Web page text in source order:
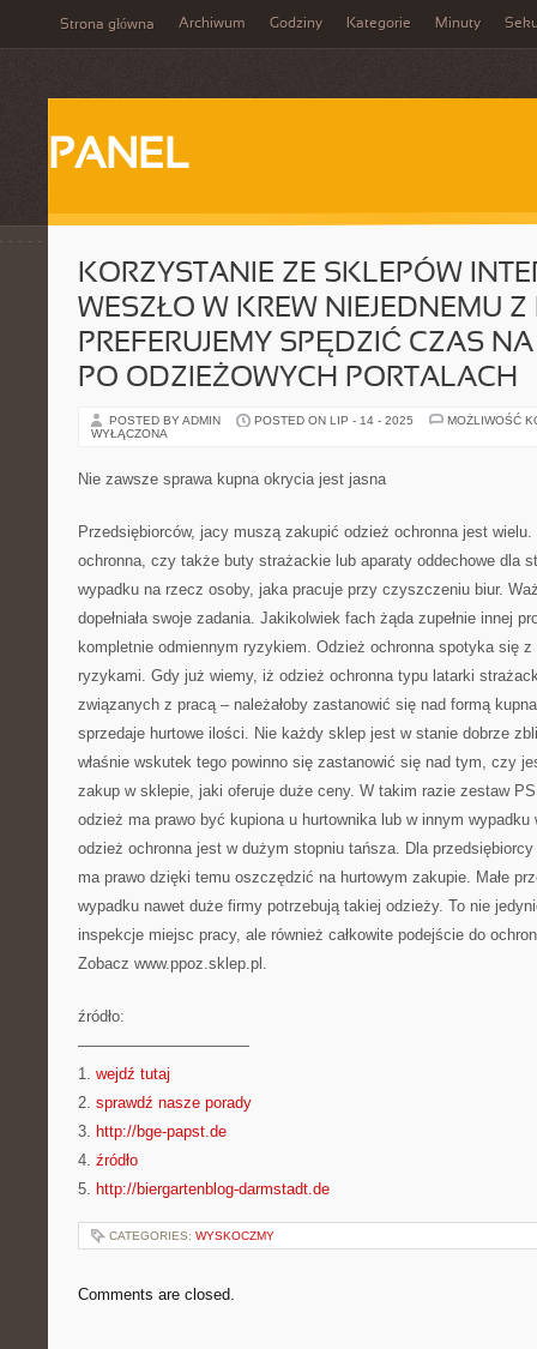
Strona główna Archiwum Godziny Kategorie Minuty
PANEL
KORZYSTANIE ZE SKLEPÓW
WESZŁO W KREW NIEJEDNEMU Z
PREFERUJEMY SPĘDZIĆ CZAS
PO ODZIEŻOWYCH PORTALACH
POSTED BY ADMIN POSTED ON LIP - 14 - 2025
MOŻLIWOŚĆ
WYŁĄCZONA
Nie zawsze sprawa kupna okrycia jest jasna
Przedsiębiorców, jacy muszą zakupić odzież ochronna jest
ochronna, czy także buty strażackie lub aparaty oddechowe dla
wypadku na rzecz osoby, jaka pracuje przy czyszczeniu biur.
dopełniała swoje zadania. Jakikolwiek fach żąda zupełnie innej
kompletnie odmiennym ryzykiem. Odzież ochronna spotyka się
ryzykami. Gdy już wiemy, iż odzież ochronna typu latarki
związanych z pracą – należałoby zastanowić się nad formą
sprzedaje hurtowe ilości. Nie każdy sklep jest w stanie dobrze
właśnie wskutek tego powinno się zastanowić się nad tym, czy
zakup w sklepie, jaki oferuje duże ceny. W takim razie zestaw
odzież ma prawo być kupiona u hurtownika lub w innym wypadku
odzież ochronna jest w dużym stopniu tańsza. Dla
ma prawo dzięki temu oszczędzić na hurtowym zakupie. Małe
wypadku nawet duże firmy potrzebują takiej odzieży. To nie
inspekcje miejsc pracy, ale również całkowite podejście do
Zobacz www.ppoz.sklep.pl.
źródło:
———————————
1. wejdź tutaj
2. sprawdź nasze porady
3. http://bge-papst.de
4. źródło
5. http://biergartenblog-darmstadt.de
CATEGORIES: WYSKOCZMY
Comments are closed.